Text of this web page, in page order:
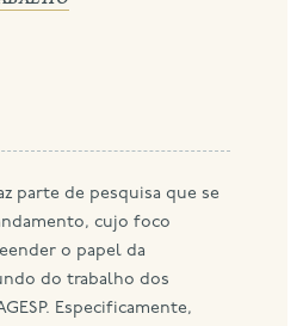
cujo foco
o papel da
do trabalho dos
Especificamente,